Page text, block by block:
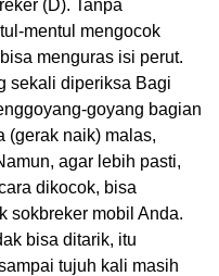
(D). Tanpa
mentul mengocok
menguras isi perut.
sekali diperiksa Bagi
goyang bagian
(gerak naik) malas,
agar lebih pasti,
dikocok, bisa
sokbreker mobil Anda.
bisa ditarik, itu
tujuh kali masih